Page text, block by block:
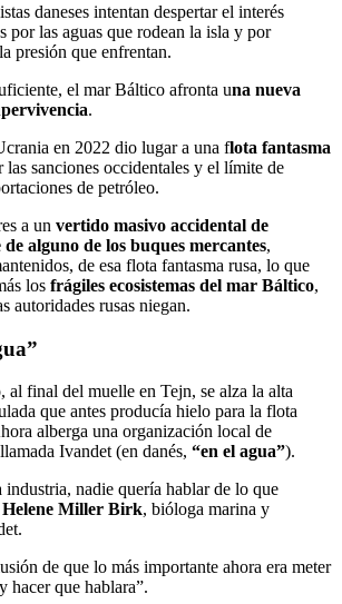
daneses intentan despertar el interés
por las aguas que rodean la isla y por
presión que enfrentan.
el mar Báltico afronta una nueva
.
en 2022 dio lugar a una flota fantasma
las sanciones occidentales y el límite de
de petróleo.
a un vertido masivo accidental de
alguno de los buques mercantes,
de esa flota fantasma rusa, lo que
los frágiles ecosistemas del mar Báltico,
autoridades rusas niegan.
al final del muelle en Tejn, se alza la alta
que antes producía hielo para la flota
alberga una organización local de
Ivandet (en danés, “en el agua”).
industria, nadie quería hablar de lo que
Miller Birk, bióloga marina y
de que lo más importante ahora era meter
hacer que hablara”.